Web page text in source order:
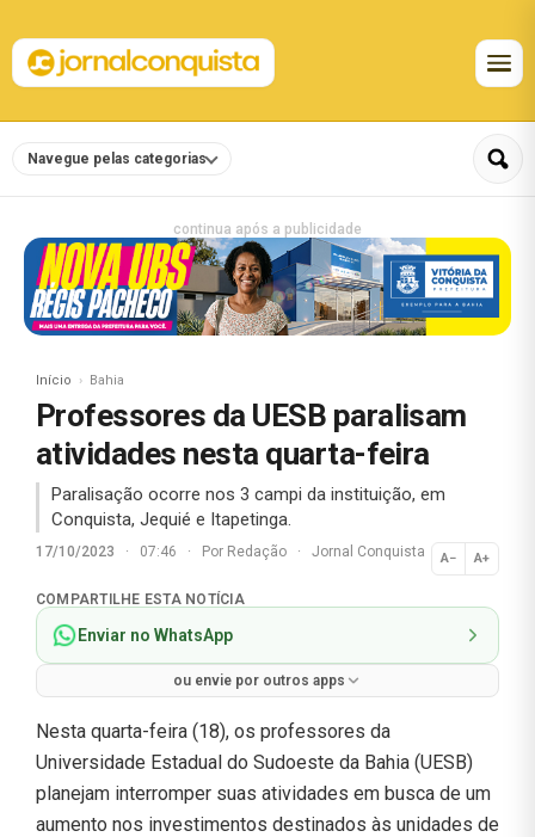
Navegue pelas categorias
continua após a publicidade
Início Bahia
Professores da UESB paralisam
atividades nesta quarta-feira
Paralisação ocorre nos 3 campi da instituição, em
Conquista, Jequié e Itapetinga.
17/10/2023 · 07:46 · Por Redação · Jornal Conquista A− A+
Normal
COMPARTILHE ESTA NOTÍCIA
Enviar no WhatsApp
ou envie por outros apps
Nesta quarta-feira (18), os professores da
Universidade Estadual do Sudoeste da Bahia (UESB)
planejam interromper suas atividades em busca de um
aumento nos investimentos destinados às unidades de